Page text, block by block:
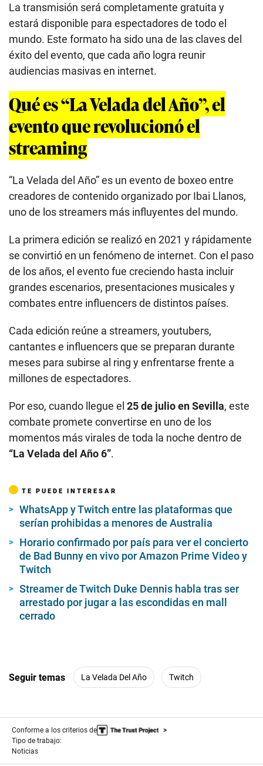
La transmisión será completamente gratuita y
estará disponible para espectadores de todo el
mundo. Este formato ha sido una de las claves del
éxito del evento, que cada año logra reunir
audiencias masivas en internet.
Qué es “La Velada del Año”, el
evento que revolucionó el
streaming
“La Velada del Año” es un evento de boxeo entre
creadores de contenido organizado por Ibai Llanos,
uno de los streamers más influyentes del mundo.
La primera edición se realizó en 2021 y rápidamente
se convirtió en un fenómeno de internet. Con el paso
de los años, el evento fue creciendo hasta incluir
grandes escenarios, presentaciones musicales y
combates entre influencers de distintos países.
Cada edición reúne a streamers, youtubers,
cantantes e influencers que se preparan durante
meses para subirse al ring y enfrentarse frente a
millones de espectadores.
Por eso, cuando llegue el 25 de julio en Sevilla, este
combate promete convertirse en uno de los
momentos más virales de toda la noche dentro de
“La Velada del Año 6”.
TE PUEDE INTERESAR
WhatsApp y Twitch entre las plataformas que
serían prohibidas a menores de Australia
Horario confirmado por país para ver el concierto
de Bad Bunny en vivo por Amazon Prime Video y
Twitch
Streamer de Twitch Duke Dennis habla tras ser
arrestado por jugar a las escondidas en mall
cerrado
Seguir temas La Velada Del Año Twitch
Conforme a los criterios de
Tipo de trabajo:
Noticias